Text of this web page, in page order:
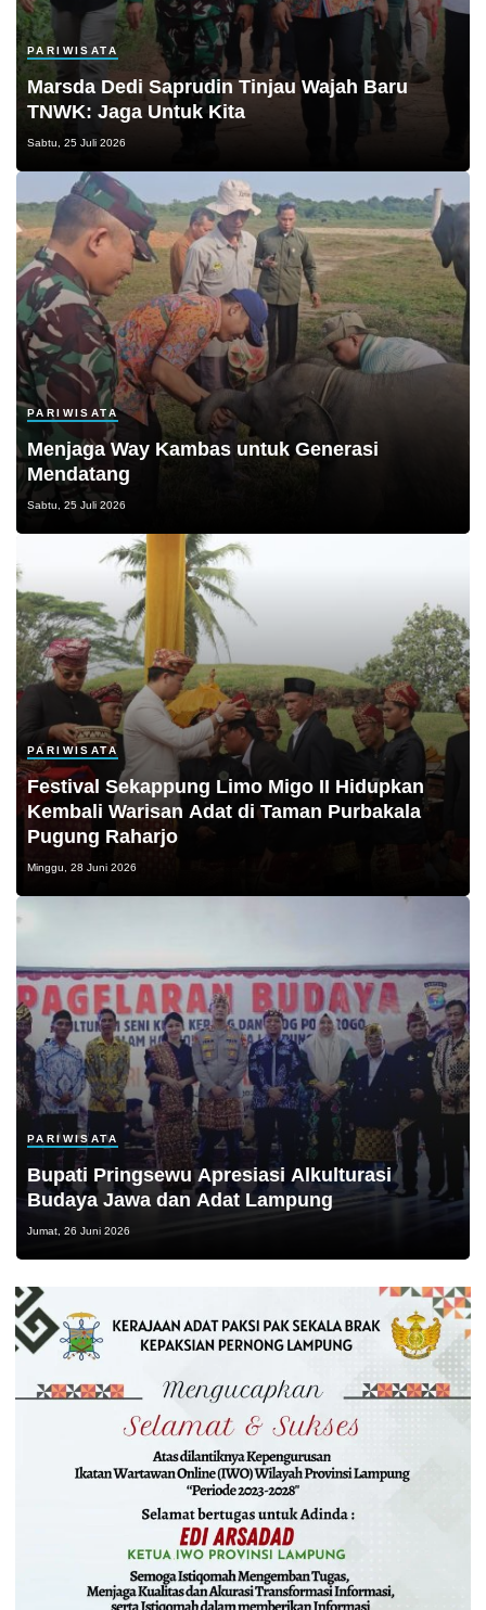
PARIWISATA
Marsda Dedi Saprudin Tinjau Wajah Baru
TNWK: Jaga Untuk Kita
Sabtu, 25 Juli 2026
PARIWISATA
Menjaga Way Kambas untuk Generasi
Mendatang
Sabtu, 25 Juli 2026
PARIWISATA
Festival Sekappung Limo Migo II Hidupkan
Kembali Warisan Adat di Taman Purbakala
Pugung Raharjo
Minggu, 28 Juni 2026
PARIWISATA
Bupati Pringsewu Apresiasi Alkulturasi
Budaya Jawa dan Adat Lampung
Jumat, 26 Juni 2026